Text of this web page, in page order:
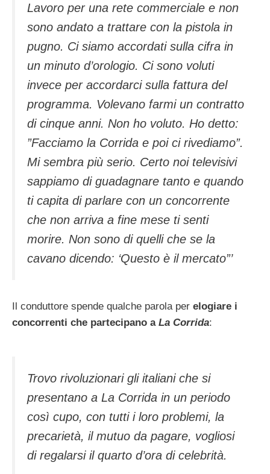
Lavoro per una rete commerciale e non
sono andato a trattare con la pistola in
pugno. Ci siamo accordati sulla cifra in
un minuto d’orologio. Ci sono voluti
invece per accordarci sulla fattura del
programma. Volevano farmi un contratto
di cinque anni. Non ho voluto. Ho detto:
”Facciamo la Corrida e poi ci rivediamo”.
Mi sembra più serio. Certo noi televisivi
sappiamo di guadagnare tanto e quando
ti capita di parlare con un concorrente
che non arriva a fine mese ti senti
morire. Non sono di quelli che se la
cavano dicendo: ‘Questo è il mercato”’
Il conduttore spende qualche parola per elogiare i
concorrenti che partecipano a La Corrida:
Trovo rivoluzionari gli italiani che si
presentano a La Corrida in un periodo
così cupo, con tutti i loro problemi, la
precarietà, il mutuo da pagare, vogliosi
di regalarsi il quarto d’ora di celebrità.